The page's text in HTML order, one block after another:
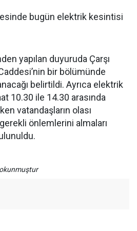
bugün elektrik kesintisi
yapılan duyuruda Çarşı
bir bölümünde
belirtildi. Ayrıca elektrik
10.30 ile 14.30 arasında
vatandaşların olası
önlemlerini almaları